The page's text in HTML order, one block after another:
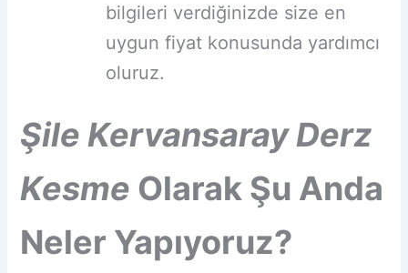
bilgileri verdiğinizde size en
uygun fiyat konusunda yardımcı
oluruz.
ŞileKervansarayDerz
Kesme Olarak Şu Anda
Neler Yapıyoruz?